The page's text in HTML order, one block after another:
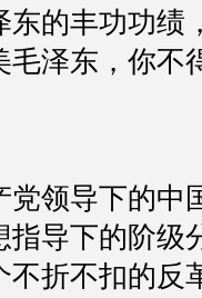
东的丰功功绩
毛泽东，你不
党领导下的中
指导下的阶级
不折不扣的反